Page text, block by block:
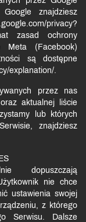
znajdziesz
privacy?
zasad ochrony
Meta (Facebook)
są dostępne
explanation/.
przez nas
aktualnej liście
lub których
znajdziesz
dopuszczają
nie chce
ustawienia swojej
z którego
Serwisu. Dalsze